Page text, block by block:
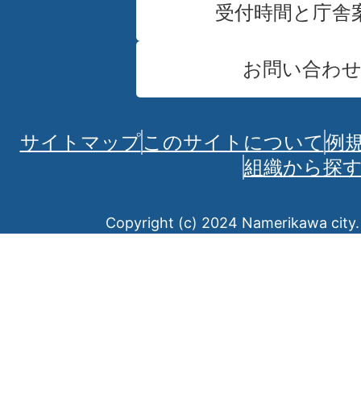
受付時間と庁舎
お問い合わせ
サイトマップこのサイトについて 例
組織から探
Copyright (c) 2024 Namerikawa